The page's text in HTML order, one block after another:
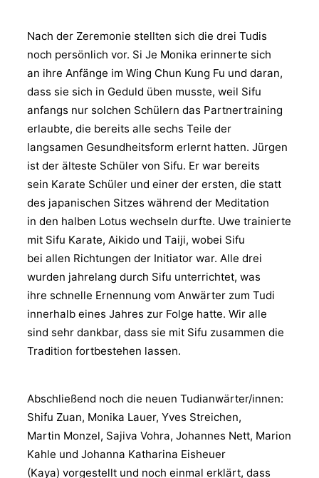
Nach der Zeremonie stellten sich die drei Tudis
noch persönlich vor. Si Je Monika erinnerte sich
an ihre Anfänge im Wing Chun Kung Fu und daran,
dass sie sich in Geduld üben musste, weil Sifu
anfangs nur solchen Schülern das Partnertraining
erlaubte, die bereits alle sechs Teile der
langsamen Gesundheitsform erlernt hatten. Jürgen
ist der älteste Schüler von Sifu. Er war bereits
sein Karate Schüler und einer der ersten, die statt
des japanischen Sitzes während der Meditation
in den halben Lotus wechseln durfte. Uwe trainierte
mit Sifu Karate, Aikido und Taiji, wobei Sifu
bei allen Richtungen der Initiator war. Alle drei
wurden jahrelang durch Sifu unterrichtet, was
ihre schnelle Ernennung vom Anwärter zum Tudi
innerhalb eines Jahres zur Folge hatte. Wir alle
sind sehr dankbar, dass sie mit Sifu zusammen die
Tradition fortbestehen lassen.
Abschließend noch die neuen Tudianwärter/innen:
Shifu Zuan, Monika Lauer, Yves Streichen,
Martin Monzel, Sajiva Vohra, Johannes Nett, Marion
Kahle und Johanna Katharina Eisheuer
(Kaya) vorgestellt und noch einmal erklärt, dass